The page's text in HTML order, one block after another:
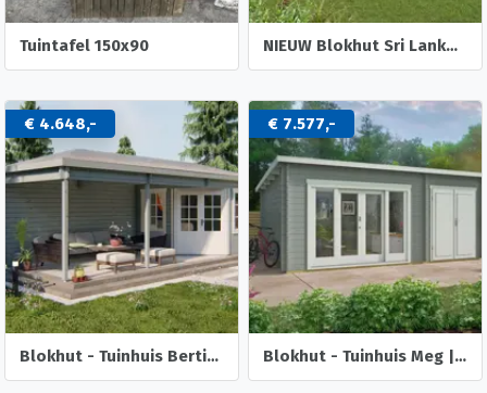
Tuintafel 150x90 NIEUW Blokhut Sri Lanka 44 Dgp+
€ 4.648,-
Blokhut - Tuinhuis Bertil | 44 mm | vuren onbehandeld
€ 7.577,-
Blokhut - Tuinhuis Meg | 44 mm | onbehandeld